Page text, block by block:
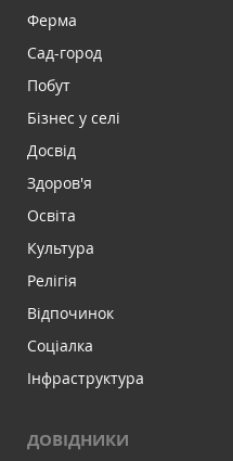
Ферма
Сад-город
Побут
Бізнес у селі
Досвід
Здоров'я
Освіта
Культура
Релігія
Відпочинок
Соціалка
Інфраструктура
ДОВІДНИКИ